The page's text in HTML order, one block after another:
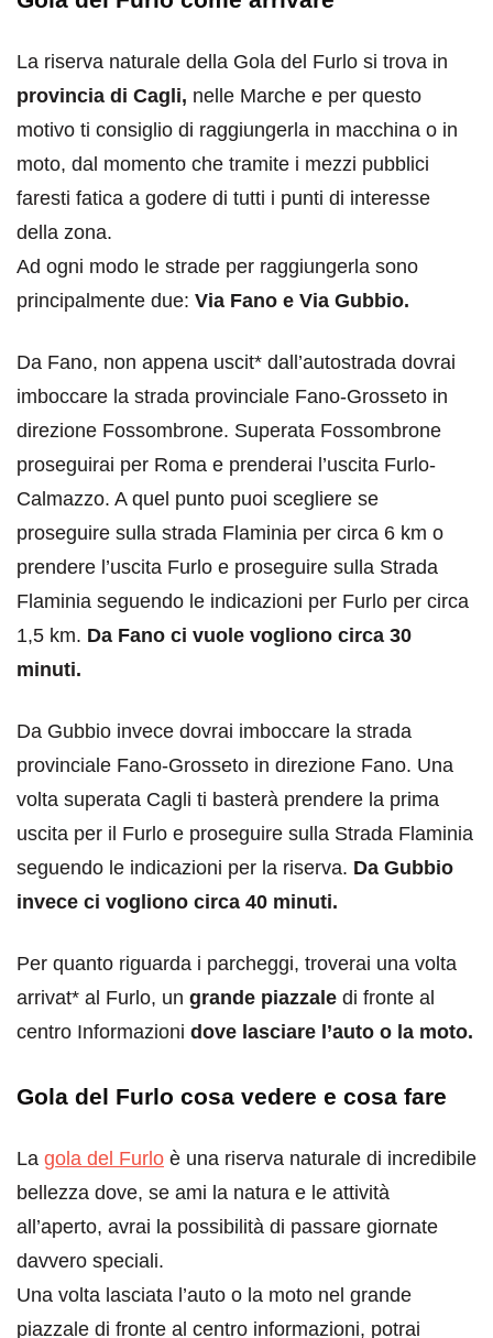
La riserva naturale della Gola del Furlo si trova in
provincia di Cagli, nelle Marche e per questo
motivo ti consiglio di raggiungerla in macchina o in
moto, dal momento che tramite i mezzi pubblici
faresti fatica a godere di tutti i punti di interesse
della zona.
Ad ogni modo le strade per raggiungerla sono
principalmente due: Via Fano e Via Gubbio.
Da Fano, non appena uscit* dall’autostrada dovrai
imboccare la strada provinciale Fano-Grosseto in
direzione Fossombrone. Superata Fossombrone
proseguirai per Roma e prenderai l’uscita Furlo-
Calmazzo. A quel punto puoi scegliere se
proseguire sulla strada Flaminia per circa 6 km o
prendere l’uscita Furlo e proseguire sulla Strada
Flaminia seguendo le indicazioni per Furlo per circa
1,5 km. Da Fano ci vuole vogliono circa 30
minuti.
Da Gubbio invece dovrai imboccare la strada
provinciale Fano-Grosseto in direzione Fano. Una
volta superata Cagli ti basterà prendere la prima
uscita per il Furlo e proseguire sulla Strada Flaminia
seguendo le indicazioni per la riserva. Da Gubbio
invece ci vogliono circa 40 minuti.
Per quanto riguarda i parcheggi, troverai una volta
arrivat* al Furlo, un grande piazzale di fronte al
centro Informazioni dove lasciare l’auto o la moto.
Gola del Furlo cosa vedere e cosa fare
La gola del Furlo è una riserva naturale di incredibile
bellezza dove, se ami la natura e le attività
all’aperto, avrai la possibilità di passare giornate
davvero speciali.
Una volta lasciata l’auto o la moto nel grande
piazzale di fronte al centro informazioni, potrai